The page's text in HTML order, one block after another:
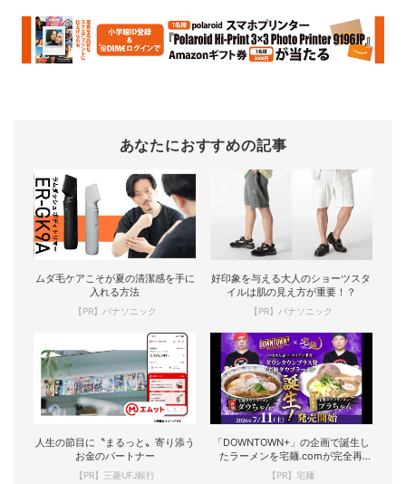
あなたにおすすめの記事
ムダ毛ケアこそが夏の清潔感を手に
入れる方法
【PR】パナソニック
好印象を与える大人のショーツスタ
イルは肌の見え方が重要！？
【PR】パナソニック
人生の節目に〝まるっと〟寄り添う
お金のパートナー
【PR】三菱UFJ銀行
「DOWNTOWN+」の企画で誕生し
たラーメンを宅麺.comが完全再
現！
【PR】宅麺